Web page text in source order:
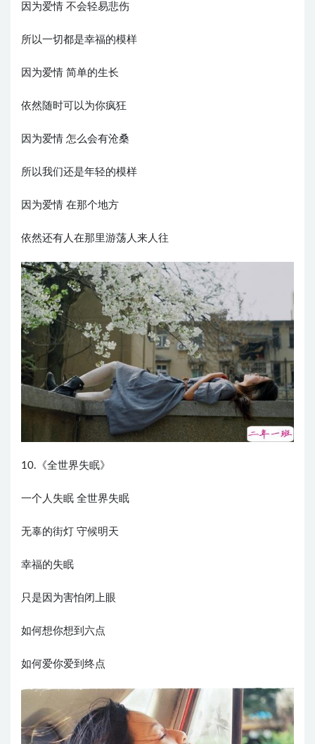
因为爱情 不会轻易悲伤
所以一切都是幸福的模样
因为爱情 简单的生长
依然随时可以为你疯狂
因为爱情 怎么会有沧桑
所以我们还是年轻的模样
因为爱情 在那个地方
依然还有人在那里游荡人来人往
10.《全世界失眠》
一个人失眠 全世界失眠
无辜的街灯 守候明天
幸福的失眠
只是因为害怕闭上眼
如何想你想到六点
如何爱你爱到终点